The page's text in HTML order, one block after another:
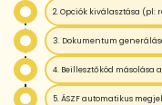
2. Opciók kiválasztása (pl:
3. Dokumentum generálása
4. Beillesztőkód másolása
5. ÁSZF automatikus